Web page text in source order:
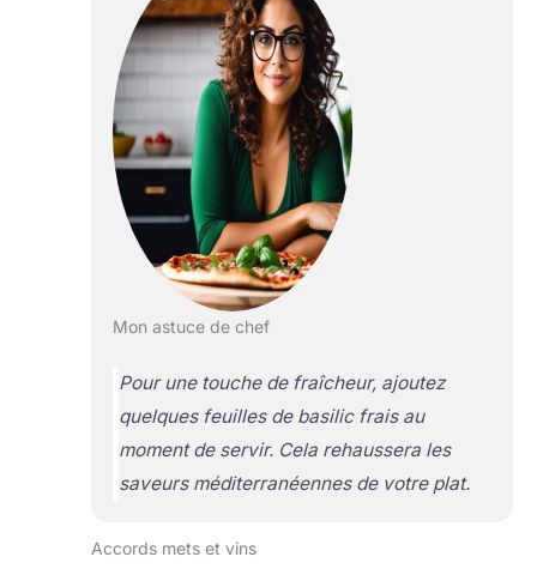
Mon astuce de chef
Pour une touche de fraîcheur, ajoutez
quelques feuilles de basilic frais au
moment de servir. Cela rehaussera les
saveurs méditerranéennes de votre plat.
Accords mets et vins